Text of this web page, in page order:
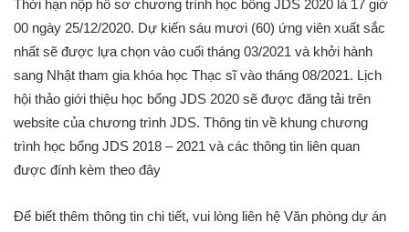
Thời hạn nộp hồ sơ chương trình học bổng JDS 2020 là 17 giờ
00 ngày 25/12/2020. Dự kiến sáu mươi (60) ứng viên xuất sắc
nhất sẽ được lựa chọn vào cuối tháng 03/2021 và khởi hành
sang Nhật tham gia khóa học Thạc sĩ vào tháng 08/2021. Lịch
hội thảo giới thiệu học bổng JDS 2020 sẽ được đăng tải trên
website của chương trình JDS. Thông tin về khung chương
trình học bổng JDS 2018 – 2021 và các thông tin liên quan
được đính kèm theo đây
Để biết thêm thông tin chi tiết, vui lòng liên hệ Văn phòng dự án